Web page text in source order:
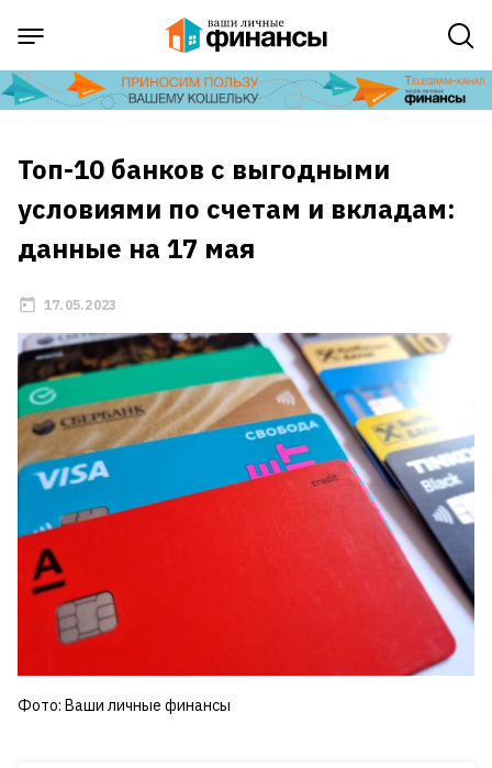
Топ-10 банков с выгодными
условиями по счетам и вкладам:
данные на 17 мая
17.05.2023
Фото: Ваши личные финансы